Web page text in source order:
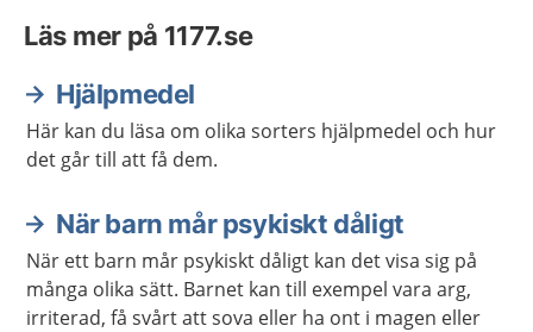
Läs mer på 1177.se
Hjälpmedel
Här kan du läsa om olika sorters hjälpmedel och hur
det går till att få dem.
När barn mår psykiskt dåligt
När ett barn mår psykiskt dåligt kan det visa sig på
många olika sätt. Barnet kan till exempel vara arg,
irriterad, få svårt att sova eller ha ont i magen eller